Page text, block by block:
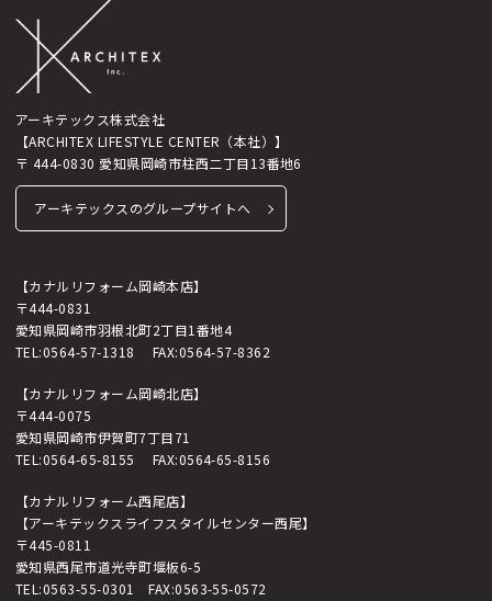
アーキテックス株式会社
【ARCHITEX LIFESTYLE CENTER（本社）】
〒 444-0830 愛知県岡崎市柱西二丁目13番地6
アーキテックスのグループサイトへ
【カナルリフォーム岡崎本店】
〒444-0831
愛知県岡崎市羽根北町2丁目1番地4
TEL:0564-57-1318 FAX:0564-57-8362
【カナルリフォーム岡崎北店】
〒444-0075
愛知県岡崎市伊賀町7丁目71
TEL:0564-65-8155 FAX:0564-65-8156
【カナルリフォーム西尾店】
【アーキテックスライフスタイルセンター西尾】
〒445-0811
愛知県西尾市道光寺町堰板6-5
TEL:0563-55-0301 FAX:0563-55-0572